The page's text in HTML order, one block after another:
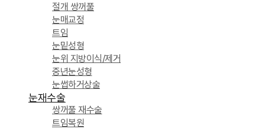
절개 쌍꺼풀
눈매교정
트임
눈밑성형
눈위 지방이식/제거
중년눈성형
눈썹하거상술
눈재수술
쌍꺼풀 재수술
트임복원